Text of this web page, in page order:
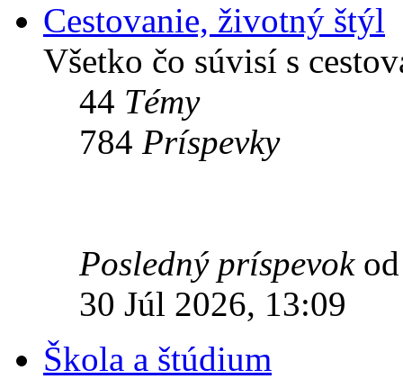
Cestovanie, životný štýl
Všetko čo súvisí s
44 Témy
784 Príspevky
Posledný príspevok
30 Júl 2026, 13:09
Škola a štúdium